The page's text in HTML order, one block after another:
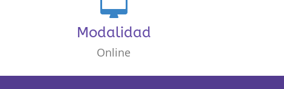
Modalidad
Online